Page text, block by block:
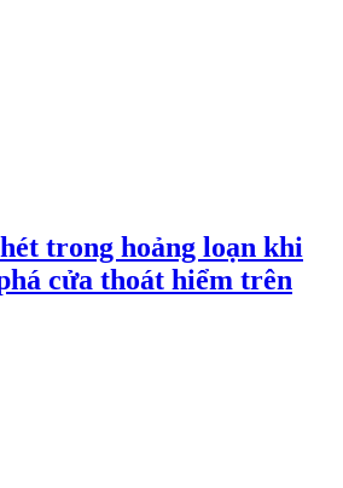
trong hoảng loạn khi
cửa thoát hiểm trên